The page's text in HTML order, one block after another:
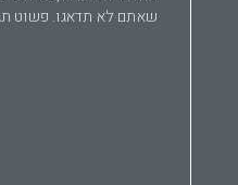
שאתם לא תדאגו. פשוט